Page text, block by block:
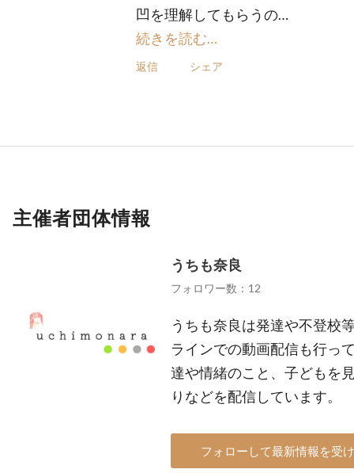
凹を理解してもらうの…
続きを読む…
返信 シェア
主催者団体情報
うちも奈良
フォロワー数：12
うちも奈良は発達や不登校
ラインでの動画配信も行っ
達や情緒のこと、子どもを
りなどを配信しています。
フォローして最新情報を受